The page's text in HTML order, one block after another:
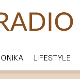
LIFESTYLE